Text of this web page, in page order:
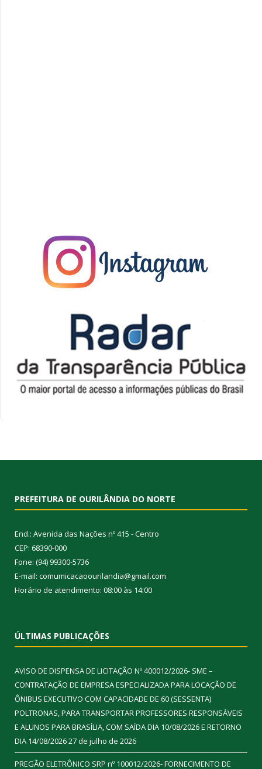
PREFEITURA DE OURILÂNDIA DO NORTE
End.: Avenida das Nações nº 415 - Centro
CEP: 68390-000
Fone: (94) 99300-5736
E-mail: comumicacaoourilandia@gmail.com
Horário de atendimento: 08:00 às 14:00
ÚLTIMAS PUBLICAÇÕES
AVISO DE DISPENSA DE LICITAÇÃO Nº 400012/2026- SME –
CONTRATAÇÃO DE EMPRESA ESPECIALIZADA PARA LOCAÇÃO DE
ÔNIBUS EXECUTIVO COM CAPACIDADE DE 60 (SESSENTA)
POLTRONAS, PARA TRANSPORTAR PROFESSORES RESPONSÁVEIS
E ALUNOS PARA BRASÍLIA, COM SAÍDA DIA 10/08/2026 E RETORNO
DIA 14/08/202627 de julho de 2026
PREGÃO ELETRÔNICO SRP nº 100012/2026- FORNECIMENTO DE